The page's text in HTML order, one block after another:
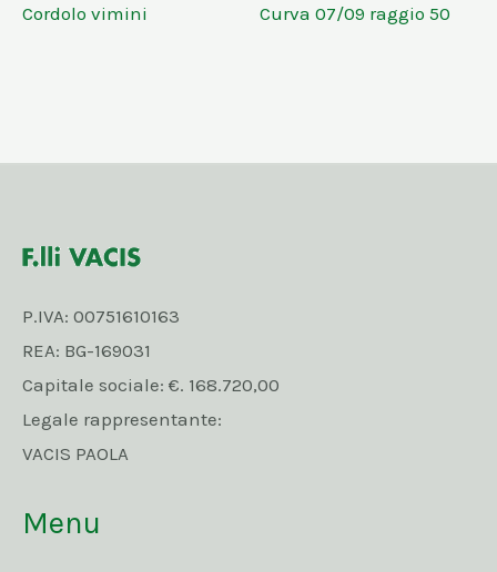
Cordolo vimini Curva 07/09 raggio 50
P.IVA: 00751610163
REA: BG-169031
Capitale sociale: €. 168.720,00
Legale rappresentante:
VACIS PAOLA
Menu